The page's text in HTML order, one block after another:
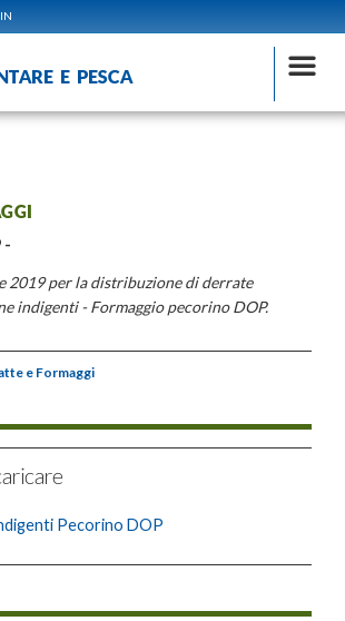
E PESCA
-
2019 per la distribuzione di derrate
indigenti - Formaggio pecorino DOP.
e Formaggi
Pecorino DOP